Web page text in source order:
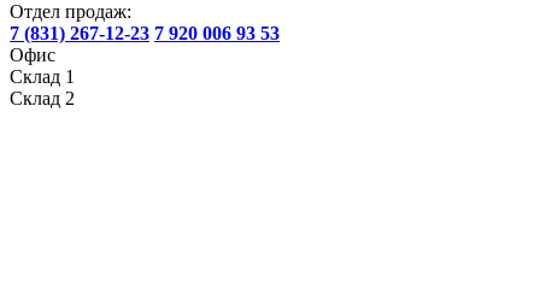
Отдел продаж:
7 (831) 267-12-23 7 920 006 93 53
Офис
Склад 1
Склад 2